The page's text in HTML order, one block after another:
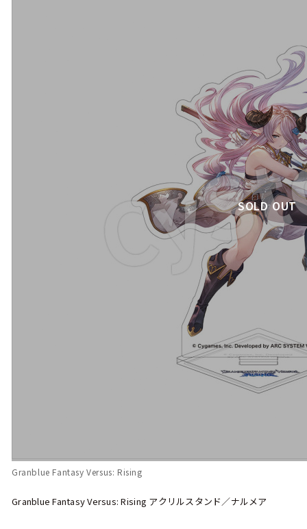
SOLD OUT
Granblue Fantasy Versus: Rising
Granblue Fantasy Versus: Rising アクリルスタンド／ナルメア